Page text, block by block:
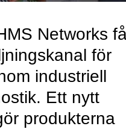
Networks
för
industriell
Ett nytt
produkterna